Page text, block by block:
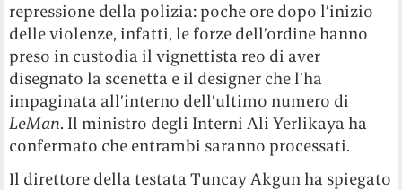
repressione della polizia: poche ore dopo l’inizio
delle violenze, infatti, le forze dell’ordine hanno
preso in custodia il vignettista reo di aver
disegnato la scenetta e il designer che l’ha
impaginata all’interno dell’ultimo numero di
LeMan. Il ministro degli Interni Ali Yerlikaya ha
confermato che entrambi saranno processati.
Il direttore della testata Tuncay Akgun ha spiegato